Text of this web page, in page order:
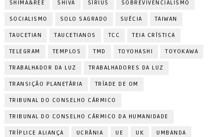
SHIMA&REE SHIVA SÍRIUS SOBREVIVENCIALISMO
SOCIALISMO SOLO SAGRADO SUÉCIA TAIWAN
TAUCETIAN TAUCETIANOS TCC TEIA CRÍSTICA
TELEGRAM TEMPLOS TMD TOYOHASHI TOYOKAWA
TRABALHADOR DA LUZ TRABALHADORES DA LUZ
TRANSIÇÃO PLANETÁRIA TRÍADE DE OM
TRIBUNAL DO CONSELHO CÁRMICO
TRIBUNAL DO CONSELHO CÁRMICO DA HUMANIDADE
TRÍPLICE ALIANÇA UCRÂNIA UE UK UMBANDA